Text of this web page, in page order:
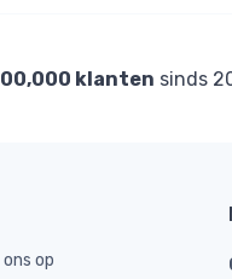
klanten sinds
op